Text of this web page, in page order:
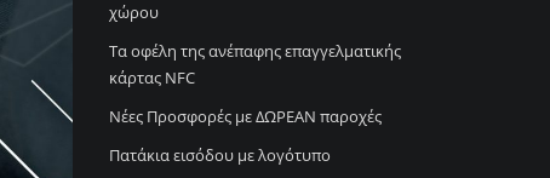
χώρου
Τα οφέλη της ανέπαφης επαγγελματικής
κάρτας NFC
Νέες Προσφορές με ΔΩΡΕΑΝ παροχές
Πατάκια εισόδου με λογότυπο